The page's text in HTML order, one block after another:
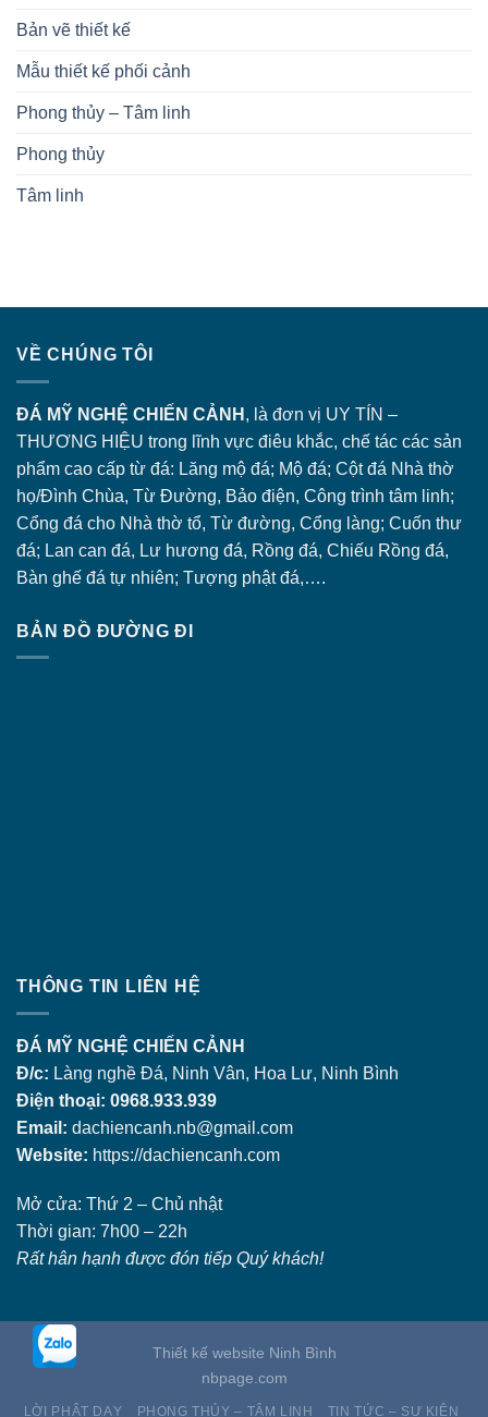
Bản vẽ thiết kế
Mẫu thiết kế phối cảnh
Phong thủy – Tâm linh
Phong thủy
Tâm linh
VỀ CHÚNG TÔI
ĐÁ MỸ NGHỆ CHIẾN CẢNH , là đơn vị UY TÍN –
THƯƠNG HIỆU trong lĩnh vực điêu khắc, chế tác các sản
phẩm cao cấp từ đá: Lăng mộ đá; Mộ đá; Cột đá Nhà thờ
họ/Đình Chùa, Từ Đường, Bảo điện, Công trình tâm linh;
Cổng đá cho Nhà thờ tổ, Từ đường, Cổng làng; Cuốn thư
đá; Lan can đá, Lư hương đá, Rồng đá, Chiếu Rồng đá,
Bàn ghế đá tự nhiên; Tượng phật đá,….
BẢN ĐỒ ĐƯỜNG ĐI
THÔNG TIN LIÊN HỆ
ĐÁ MỸ NGHỆ CHIẾN CẢNH
Đ/c: Làng nghề Đá, Ninh Vân, Hoa Lư, Ninh Bình
Điện thoại: 0968.933.939
Email: dachiencanh.nb@gmail.com
Website: https://dachiencanh.com
Mở cửa: Thứ 2 – Chủ nhật
Thời gian: 7h00 – 22h
Rất hân hạnh được đón tiếp Quý khách!
Thiết kế website Ninh Bình
nbpage.com
LỜI PHẬT DẠY PHONG THỦY – TÂM LINH TIN TỨC – SỰ KIỆN